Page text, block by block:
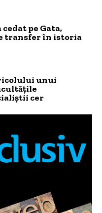
pe Gata,
transfer în istoria
unui
cer